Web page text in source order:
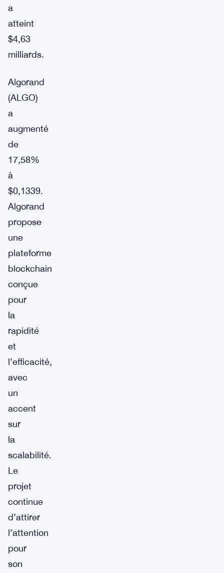
a
atteint
$4,63
milliards.
Algorand
(ALGO)
a
augmenté
de
17,58%
à
$0,1339.
Algorand
propose
une
plateforme
blockchain
conçue
pour
la
rapidité
et
l’efficacité,
avec
un
accent
sur
la
scalabilité.
Le
projet
continue
d’attirer
l’attention
pour
son